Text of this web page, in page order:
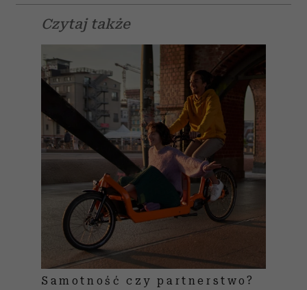
Partnerzy mogą połączyć te informacje z innymi danymi
otrzymanymi od Ciebie lub uzyskanymi podczas
korzystania z ich usług.
Czytaj także
Samotność czy partnerstwo?